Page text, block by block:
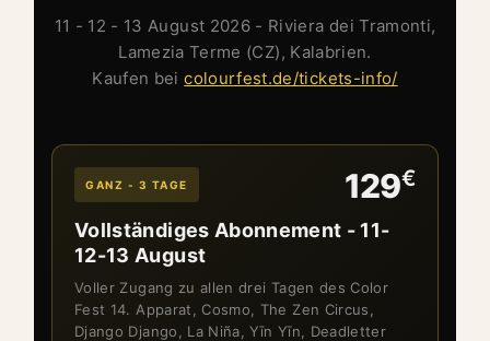
11 - 12 - 13 August 2026 - Riviera dei Tramonti,
Lamezia Terme (CZ), Kalabrien.
Kaufen beicolourfest.de/tickets-info/
GANZ - 3 TAGE 129€
Vollständiges Abonnement - 11-
12-13 August
Voller Zugang zu allen drei Tagen des Color
Fest 14. Apparat, Cosmo, The Zen Circus,
Django Django, La Niña, Yīn Yīn, Deadletter